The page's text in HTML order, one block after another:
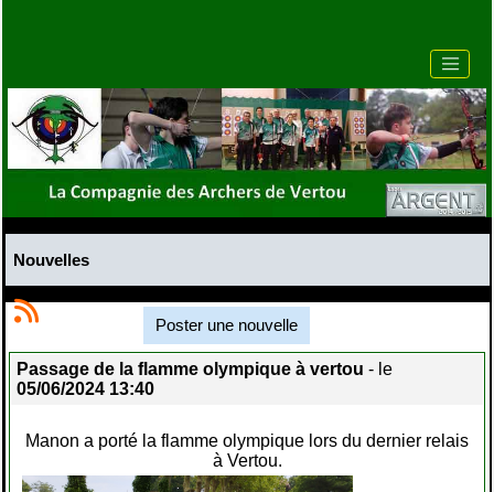
Nouvelles
Poster une nouvelle
Passage de la flamme olympique à vertou - le
05/06/2024 13:40
Manon a porté la flamme olympique lors du dernier relais
à Vertou.